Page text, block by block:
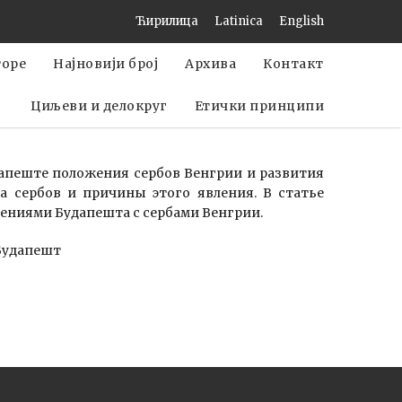
Ћирилица Latinica English
Најновији број Архива Контакт
Циљеви и делокруг Етички принципи
положения сербов Венгрии и развития
сербов и причины этого явления. В статье
Будапешта с сербами Венгрии.